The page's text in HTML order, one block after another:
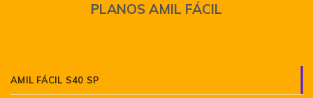
PLANOS AMIL FÁCIL
AMIL FÁCIL S40 SP